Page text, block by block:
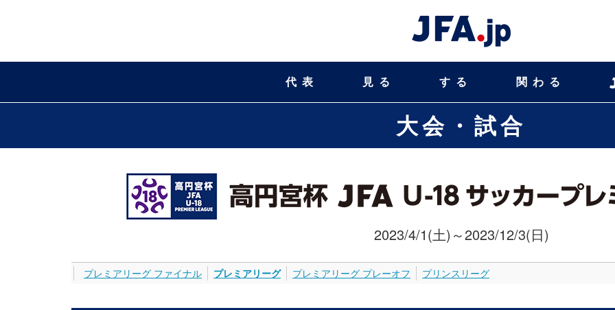
代表 見る する 関わる
大会・試合
2023/4/1(土)～2023/12/3(日)
プレミアリーグ ファイナル プレミアリーグ プレミアリーグ プレーオフ プリンスリーグ